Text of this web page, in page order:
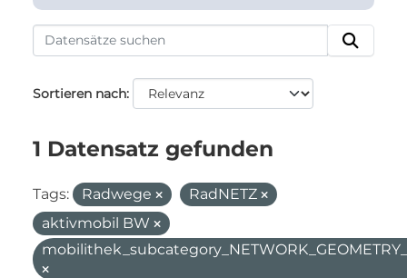
Sortieren nach
1 Datensatz gefunden
Tags: Radwege
RadNETZ
aktivmobil BW